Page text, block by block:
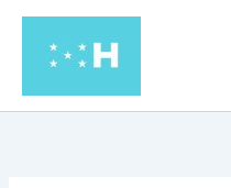
contenido